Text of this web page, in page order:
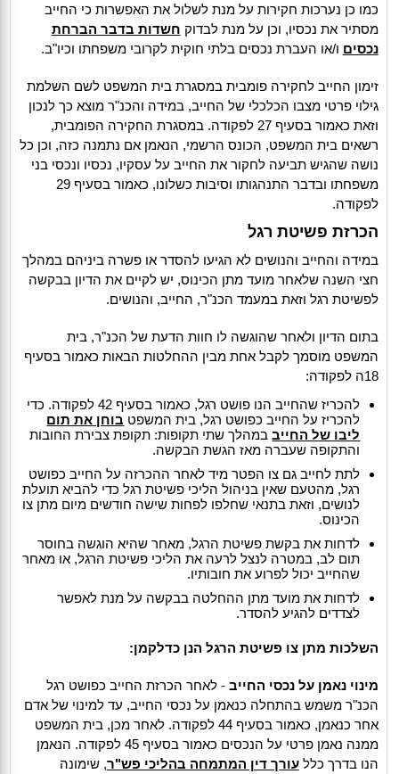
כמו כן נערכות חקירות על מנת לשלול את האפשרות כי החייב
מסתיר את נכסיו, וכן על מנת לבדוק חשדות בדבר הברחת
נכסים ו/או העברת נכסים בלתי חוקית לקרובי משפחתו וכיו"ב.
זימון החייב לחקירה פומבית במסגרת בית המשפט לשם השלמת
גילוי פרטי מצבו הכלכלי של החייב, במידה והכנ"ר מוצא כך לנכון
וזאת כאמור בסעיף 27 לפקודה. במסגרת החקירה הפומבית,
רשאים בית המשפט, הכונס הרשמי, הנאמן אם נתמנה כזה, וכן כל
נושה שהגיש תביעה לחקור את החייב על עסקיו, נכסיו ונכסי בני
משפחתו ובדבר התנהגותו וסיבות כשלונו, כאמור בסעיף 29
לפקודה.
הכרזת פשיטת רגל
במידה והחייב והנושים לא הגיעו להסדר או פשרה ביניהם במהלך
חצי השנה שלאחר מועד מתן הכינוס, יש לקיים את הדיון בבקשה
לפשיטת רגל וזאת במעמד הכנ"ר, החייב, והנושים.
בתום הדיון ולאחר שהוגשה לו חוות הדעת של הכנ"ר, בית
המשפט מוסמך לקבל אחת מבין ההחלטות הבאות כאמור בסעיף
18ה לפקודה:
להכריז שהחייב הנו פושט רגל, כאמור בסעיף 42 לפקודה. כדי
להכריז על החייב כפושט רגל, בית המשפט בוחן את תום
ליבו של החייבבמהלך שתי תקופות: תקופת צבירת החובות
והתקופה שעברה מאז הגשת הבקשה.
לתת לחייב גם צו הפטר מיד לאחר ההכרזה על החייב כפושט
רגל, מהטעם שאין בניהול הליכי פשיטת רגל כדי להביא תועלת
לנושים, וזאת בתנאי שחלפו לפחות שישה חודשים מיום מתן צו
הכינוס.
לדחות את בקשת פשיטת הרגל, מאחר שהיא הוגשה בחוסר
תום לב, במטרה לנצל לרעה את הליכי פשיטת הרגל, או מאחר
שהחייב יכול לפרוע את חובותיו.
לדחות את מועד מתן ההחלטה בבקשה על מנת לאפשר
לצדדים להגיע להסדר.
השלכות מתן צו פשיטת הרגל הנן כדלקמן:
מינוי נאמן על נכסי החייב - לאחר הכרזת החייב כפושט רגל
הכנ"ר משמש בהתחלה כנאמן על נכסי החייב, עד למינוי של אדם
אחר כנאמן, כאמור בסעיף 44 לפקודה. לאחר מכן, בית המשפט
ממנה נאמן פרטי על הנכסים כאמור בסעיף 45 לפקודה. הנאמן
הנו בדרך כללעורך דין המתמחה בהליכי פש"ר, שימונה